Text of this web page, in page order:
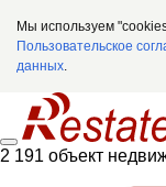
Мы используем
Пользовательское
данных.
2 191 объект